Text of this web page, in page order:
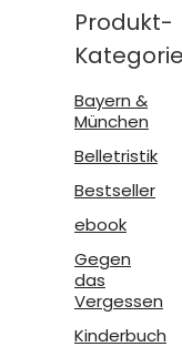
Produkt-
Bayern &
München
Belletristik
Bestseller
ebook
Gegen
das
Vergessen
Kinderbuch